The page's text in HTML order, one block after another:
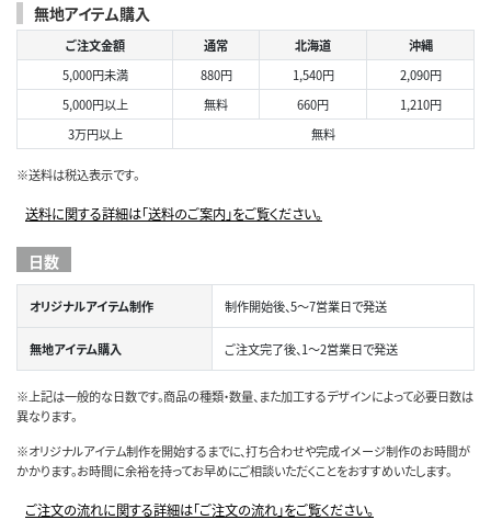
無地アイテム購入
ご注文金額 通常 北海道
沖縄
5,000円未満
880円 1,540円
2,090円
5,000円以上
無料 660円
1,210円
3万円以上
無料
※送料は税込表示です。
送料に関する詳細は「送料のご案内」をご覧ください。
日数
オリジナルアイテム制作 制作開始後、5～7営業日で発送
無地アイテム購入 ご注文完了後、1～2営業日で発送
※上記は一般的な日数です。商品の種類・数量、また加工するデザインによって必要日数は
異なります。
※オリジナルアイテム制作を開始するまでに、打ち合わせや完成イメージ制作のお時間が
かかります。お時間に余裕を持ってお早めにご相談いただくことをおすすめいたします。
ご注文の流れに関する詳細は「ご注文の流れ」をご覧ください。